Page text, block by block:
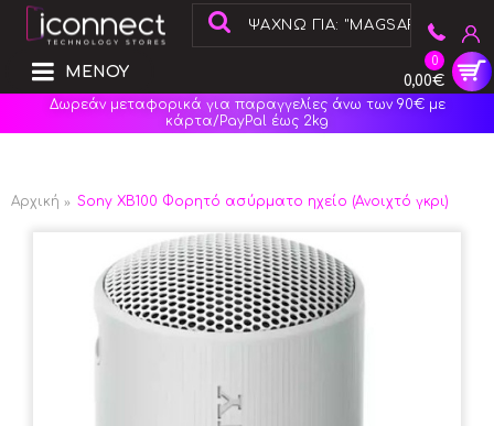
0
0,00€
ΜΕΝΟΥ
Δωρεάν μεταφορικά για παραγγελίες άνω των 90€ με
κάρτα/PayPal έως 2kg
Αρχική Sony XB100 Φορητό ασύρματο ηχείο (Ανοιχτό γκρι)